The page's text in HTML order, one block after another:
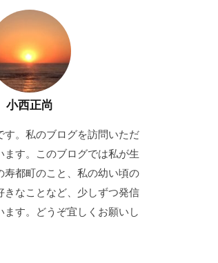
小西正尚
す。私のブログを訪問いただ
ます。このブログでは私が生
寿都町のこと、私の幼い頃の
きなことなど、少しずつ発信
ます。どうぞ宜しくお願いし